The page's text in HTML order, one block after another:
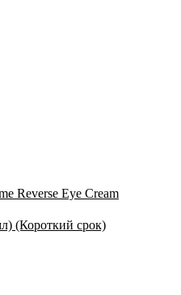
Reverse Eye Cream
(Короткий срок)